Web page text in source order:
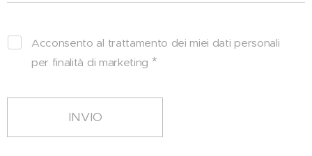
Acconsento al trattamento dei miei dati personali
per finalità di marketing
INVIO